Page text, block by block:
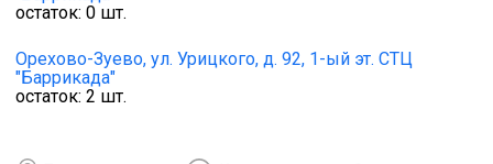
остаток: 0 шт.
Орехово-Зуево, ул. Урицкого, д. 92, 1-ый эт. СТЦ
"Баррикада"
остаток: 2 шт.